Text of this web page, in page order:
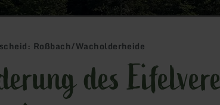
Roßbach/Wacholderheide
des